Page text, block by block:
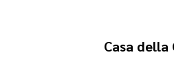
Casa della